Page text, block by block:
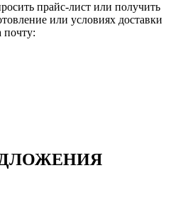
прайс-лист или получить
или условиях доставки
почту: